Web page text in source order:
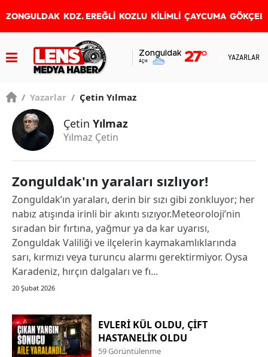
ZONGULDAK KDZ. EREĞLİ KOZLU KİLİMLİ ÇAYCUMA
Zonguldak
Açık 27° YAZARLAR
/ Yazarlar / Çetin Yılmaz
Çetin Yılmaz
Yılmaz Çetin
Zonguldak'ın yaraları sızlıyor!
Zonguldak’ın yaraları, derin bir sızı gibi zonkluyor; her
nabız atışında irinli bir akıntı sızıyor.Meteoroloji’nin
sıradan bir fırtına, yağmur ya da kar uyarısı,
Zonguldak Valiliği ve ilçelerin kaymakamlıklarında
sarı, kırmızı veya turuncu alarmı gerektirmiyor. Oysa
Karadeniz, hırçın dalgaları ve fı...
20 Şubat 2026
EVLERİ KÜL OLDU, ÇİFT
HASTANELİK OLDU
59 Görüntülenme